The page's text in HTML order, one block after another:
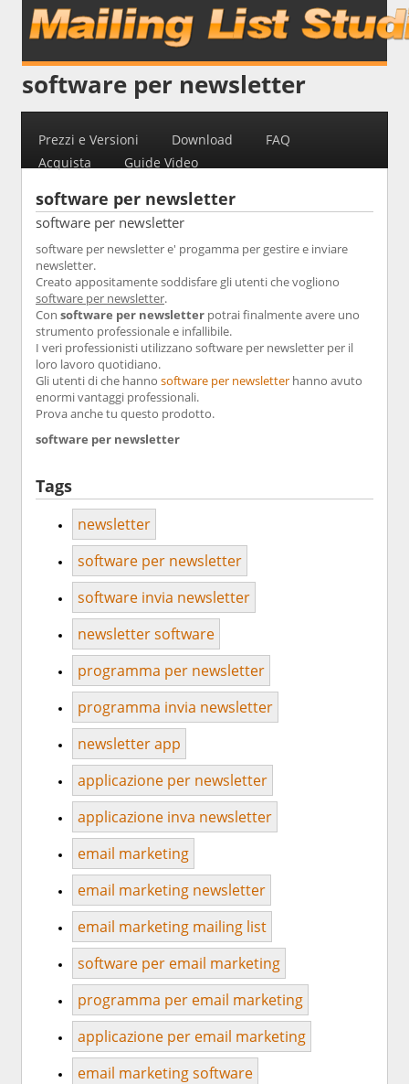
software per newsletter
Prezzi e Versioni Download
FAQ
Acquista
Guide Video
software per newsletter
software per newsletter
software per newsletter e' progamma per gestire e inviare
newsletter.
Creato appositamente soddisfare gli utenti che vogliono
software per newsletter.
Con software per newsletter potrai finalmente avere uno
strumento professionale e infallibile.
I veri professionisti utilizzano software per newsletter per il
loro lavoro quotidiano.
Gli utenti di che hanno software per newsletter hanno avuto
enormi vantaggi professionali.
Prova anche tu questo prodotto.
software per newsletter
Tags
newsletter
software per newsletter
software invia newsletter
newsletter software
programma per newsletter
programma invia newsletter
newsletter app
applicazione per newsletter
applicazione inva newsletter
email marketing
email marketing newsletter
email marketing mailing list
software per email marketing
programma per email marketing
applicazione per email marketing
email marketing software